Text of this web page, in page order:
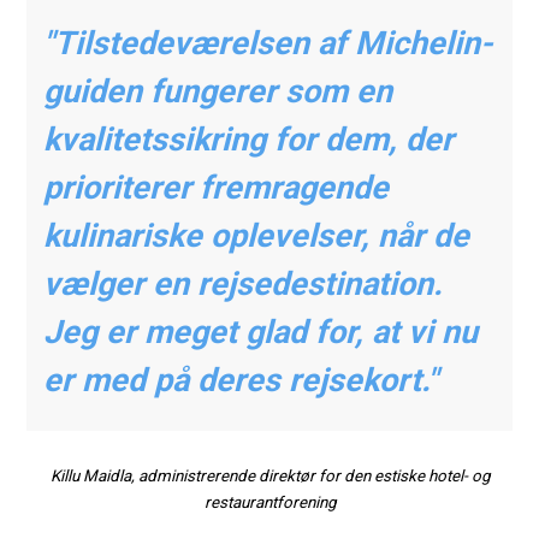
"Tilstedeværelsen af Michelin-
guiden fungerer som en
kvalitetssikring for dem, der
prioriterer fremragende
kulinariske oplevelser, når de
vælger en rejsedestination.
Jeg er meget glad for, at vi nu
er med på deres rejsekort."
Killu Maidla, administrerende direktør for den estiske hotel- og
restaurantforening